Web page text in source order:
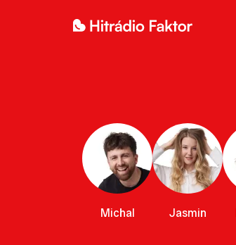
Michal Jasmin